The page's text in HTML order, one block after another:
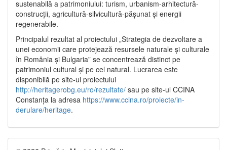
sustenabilă a patrimoniului: turism, urbanism-arhitectură-
construcții, agricultură-silvicultură-pășunat și energii
regenerabile.
Principalul rezultat al proiectului „Strategia de dezvoltare a
unei economii care protejează resursele naturale și culturale
în România și Bulgaria” se concentrează distinct pe
patrimoniul cultural și pe cel natural. Lucrarea este
disponibilă pe site-ul proiectului
http://heritagerobg.eu/ro/rezultate/ sau pe site-ul CCINA
Constanța la adresa https://www.ccina.ro/proiecte/in-
derulare/heritage.